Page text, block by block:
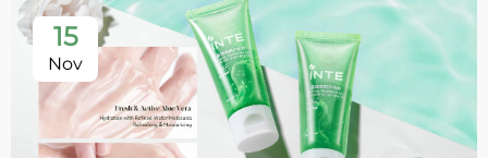
15
Nov